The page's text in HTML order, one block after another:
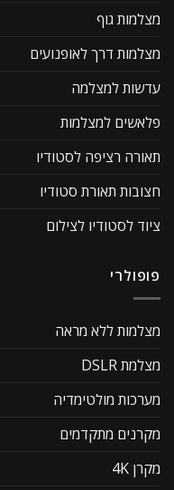
מצלמות גוף
מצלמות דרך לאופנועים
עדשות למצלמה
פלאשים למצלמות
תאורה רציפה לסטודיו
חצובות תאורת סטודיו
ציוד לסטודיו לצילום
פופולרי
מצלמות ללא מראה
מצלמת DSLR
מערכות מולטימדיה
מקרנים מתקדמים
מקרן 4K